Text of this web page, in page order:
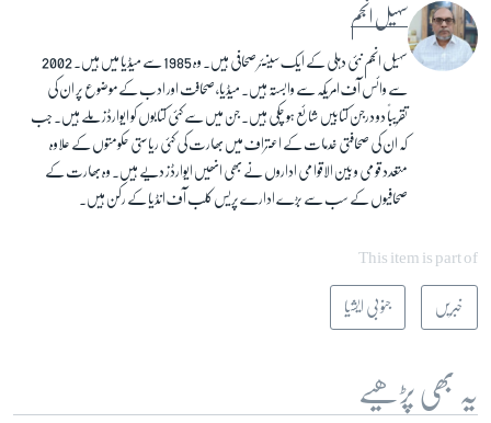
سہیل انجم
سہیل انجم نئی دہلی کے ایک سینئر صحافی ہیں۔ وہ 1985 سے میڈیا میں ہیں۔ 2002
سے وائس آف امریکہ سے وابستہ ہیں۔ میڈیا، صحافت اور ادب کے موضوع پر ان کی
تقریباً دو درجن کتابیں شائع ہو چکی ہیں۔ جن میں سے کئی کتابوں کو ایوارڈز ملے ہیں۔ جب
کہ ان کی صحافتی خدمات کے اعتراف میں بھارت کی کئی ریاستی حکومتوں کے علاوہ
متعدد قومی و بین الاقوامی اداروں نے بھی انھیں ایوارڈز دیے ہیں۔ وہ بھارت کے
صحافیوں کے سب سے بڑے ادارے پریس کلب آف انڈیا کے رکن ہیں۔
This item is part of
خبریں جنوبی ایشیا
یہ بھی پڑھیے